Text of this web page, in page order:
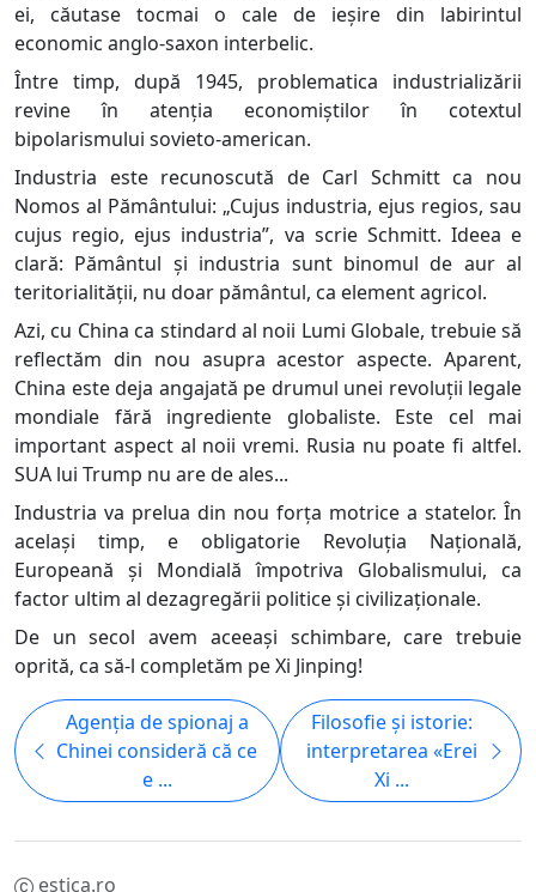
ei, căutase tocmai o cale de ieșire din labirintul
economic anglo-saxon interbelic.
Între timp, după 1945, problematica industrializării
revine în atenția economiștilor în cotextul
bipolarismului sovieto-american.
Industria este recunoscută de Carl Schmitt ca nou
Nomos al Pământului: „Cujus industria, ejus regios, sau
cujus regio, ejus industria”, va scrie Schmitt. Ideea e
clară: Pământul și industria sunt binomul de aur al
teritorialității, nu doar pământul, ca element agricol.
Azi, cu China ca stindard al noii Lumi Globale, trebuie să
reflectăm din nou asupra acestor aspecte. Aparent,
China este deja angajată pe drumul unei revoluții legale
mondiale fără ingrediente globaliste. Este cel mai
important aspect al noii vremi. Rusia nu poate fi altfel.
SUA lui Trump nu are de ales...
Industria va prelua din nou forța motrice a statelor. În
același timp, e obligatorie Revoluția Națională,
Europeană și Mondială împotriva Globalismului, ca
factor ultim al dezagregării politice și civilizaționale.
De un secol avem aceeași schimbare, care trebuie
oprită, ca să-l completăm pe Xi Jinping!
Agenția de spionaj a
Chinei consideră că ce
e ...
Filosofie și istorie:
interpretarea «Erei
Xi ...
estica.ro